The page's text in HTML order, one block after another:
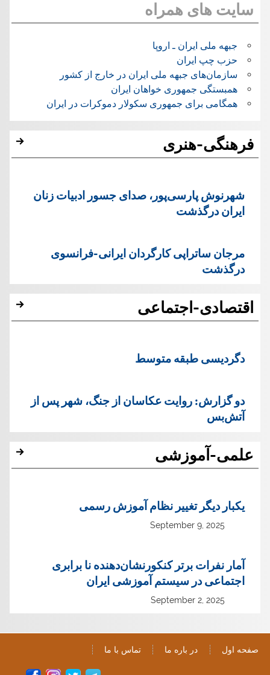
سایت های همراه
جبهه ملی ایران ـ اروپا
حزب چپ ایران
سازمان‌های جبهه ملی ایران در خارج از کشور
همبستگی جمهوری خواهان ایران
همگامی برای جمهوری سکولار دموکرات در ایران
فرهنگی-هنری
شهرنوش پارسی‌پور، صدای جسور ادبیات زنان
ایران درگذشت
مرجان ساتراپی کارگردان ایرانی-فرانسوی
درگذشت
اقتصادی-اجتماعی
دگردیسی طبقه متوسط
دو گزارش: روایت عکاسان از جنگ، شهر پس از
آتش‌بس
علمی-آموزشی
یک‏بار دیگر تغییر نظام آموزش رسمی
September 9, 2025
آمار نفرات برتر کنکورنشان‌دهنده نا برابری
اجتماعی در سیستم آموزشی ایران
September 2, 2025
صفحه اول در باره ما تماس با ما